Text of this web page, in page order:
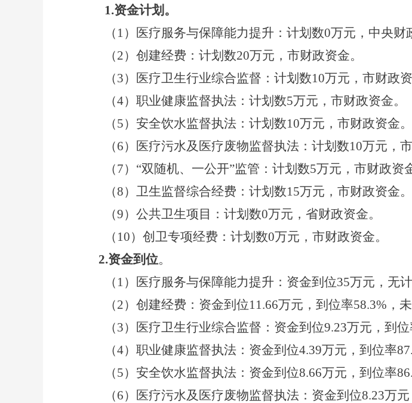
1.资金计划。
（1）医疗服务与保障能力提升：计划数0万元，中央财
（2）创建经费：计划数20万元，市财政资金。
（3）医疗卫生行业综合监督：计划数10万元，市财政资
（4）职业健康监督执法：计划数5万元，市财政资金。
（5）安全饮水监督执法：计划数10万元，市财政资金。
（6）医疗污水及医疗废物监督执法：计划数10万元，
（7）“双随机、一公开”监管：计划数5万元，市财政资
（8）卫生监督综合经费：计划数15万元，市财政资金。
（9）公共卫生项目：计划数0万元，省财政资金。
（ 10）创卫专项经费：计划数0万元，市财政资金。
2.资金到位。
（1）医疗服务与保障能力提升：资金到位35万元，无
（2）创建经费：资金到位11.66万元，到位率58.3% ，
（3）医疗卫生行业综合监督：资金到位9.23万元，到位
（4）职业健康监督执法：资金到位4.39万元，到位率
（5）安全饮水监督执法：资金到位8.66万元，到位率
（6）医疗污水及医疗废物监督执法：资金到位8.23万